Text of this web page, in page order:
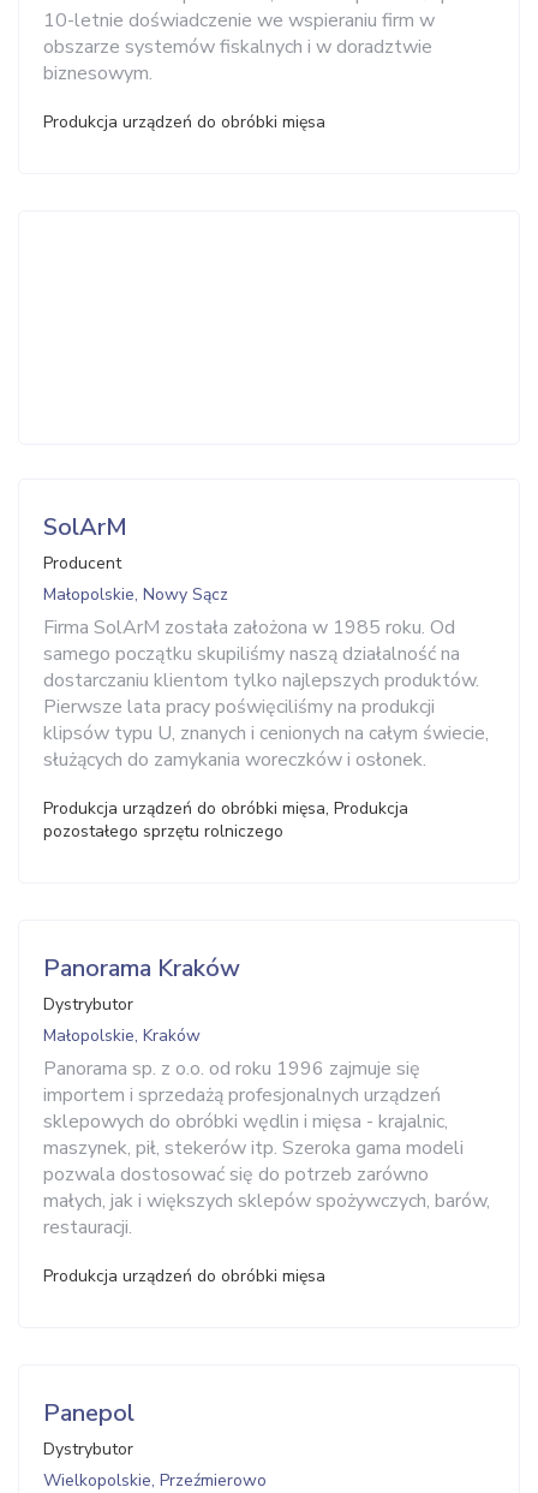
10-letnie doświadczenie we wspieraniu firm w
obszarze systemów fiskalnych i w doradztwie
biznesowym.
Produkcja urządzeń do obróbki mięsa
SolArM
Producent
Małopolskie, Nowy Sącz
Firma SolArM została założona w 1985 roku. Od
samego początku skupiliśmy naszą działalność na
dostarczaniu klientom tylko najlepszych produktów.
Pierwsze lata pracy poświęciliśmy na produkcji
klipsów typu U, znanych i cenionych na całym świecie,
służących do zamykania woreczków i osłonek.
Produkcja urządzeń do obróbki mięsa, Produkcja
pozostałego sprzętu rolniczego
Panorama Kraków
Dystrybutor
Małopolskie, Kraków
Panorama sp. z o.o. od roku 1996 zajmuje się
importem i sprzedażą profesjonalnych urządzeń
sklepowych do obróbki wędlin i mięsa - krajalnic,
maszynek, pił, stekerów itp. Szeroka gama modeli
pozwala dostosować się do potrzeb zarówno
małych, jak i większych sklepów spożywczych, barów,
restauracji.
Produkcja urządzeń do obróbki mięsa
Panepol
Dystrybutor
Wielkopolskie, Przeźmierowo